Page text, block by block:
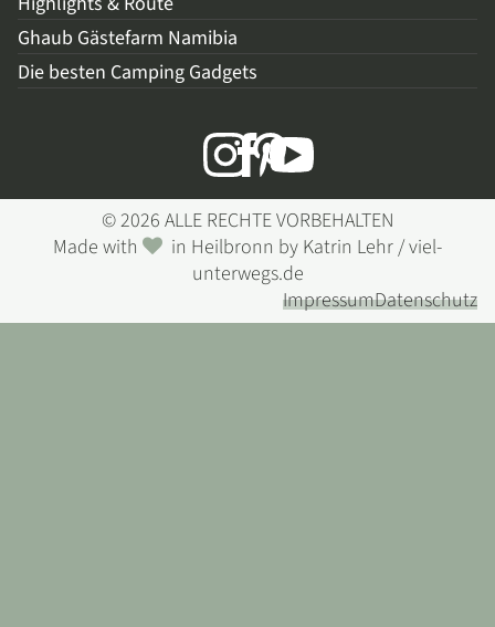
Ghaub Gästefarm Namibia
Die besten Camping Gadgets
© 2026 ALLE RECHTE VORBEHALTEN
Made with
in Heilbronn by Katrin Lehr / viel-
unterwegs.de
ImpressumDatenschutz